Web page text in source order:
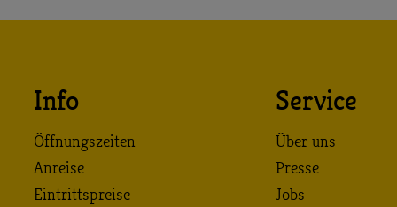
Info
Öffnungszeiten
Anreise
Eintrittspreise
Service
Über uns
Presse
Jobs